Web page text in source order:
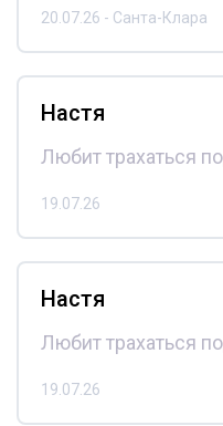
20.07.26 - Санта-Клара
Настя
Любит трахаться
19.07.26
Настя
Любит трахаться
19.07.26